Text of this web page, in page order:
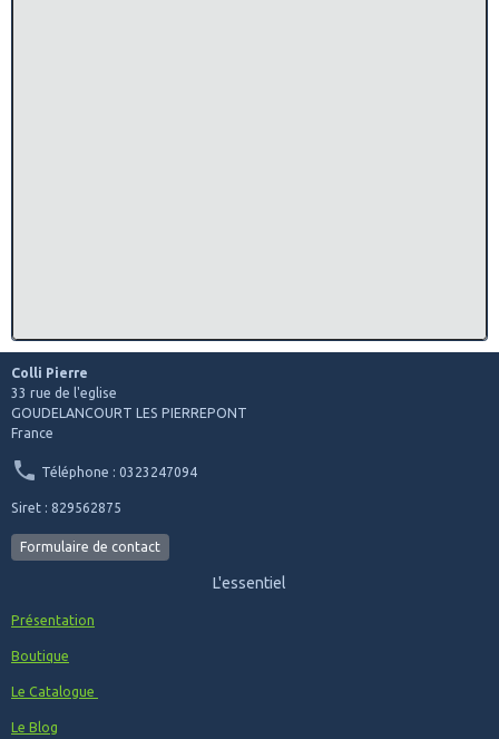
Colli Pierre
33 rue de l'eglise
GOUDELANCOURT LES PIERREPONT
France
Téléphone : 0323247094
Siret : 829562875
Formulaire de contact
L'essentiel
Présentation
Boutique
Le Catalogue
Le Blog